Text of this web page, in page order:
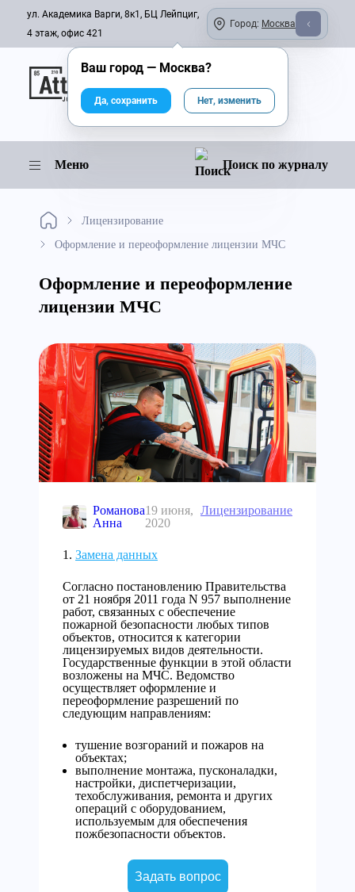
ул. Академика Варги, 8к1, БЦ Лейпциг,
4 этаж, офис 421
Город: Москва
Онлайн-журнал
Меню Поиск по журналу
Лицензирование
Оформление и переоформление лицензии МЧС
Оформление и переоформление
лицензии МЧС
Романова
Анна
19 июня,
2020
Лицензирование
Замена данных
Согласно постановлению Правительства
от 21 ноября 2011 года N 957 выполнение
работ, связанных с обеспечение
пожарной безопасности любых типов
объектов, относится к категории
лицензируемых видов деятельности.
Государственные функции в этой области
возложены на МЧС. Ведомство
осуществляет оформление и
переоформление разрешений по
следующим направлениям:
тушение возгораний и пожаров на
объектах;
выполнение монтажа, пусконаладки,
настройки, диспетчеризации,
техобслуживания, ремонта и других
операций с оборудованием,
используемым для обеспечения
пожбезопасности объектов.
Задать вопрос
Ваш город — Москва?
Да, сохранить Нет, изменить